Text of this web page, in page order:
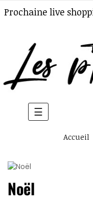
Prochaine live
Basculer
☰
Accueil
Noël